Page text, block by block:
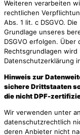
Weiteren verarbeiten
rechtlichen
Abs. 1 lit. c DSGVO.
Grundlage unseres
DSGVO erfolgen. Über
Rechtsgrundlagen
Datenschutzerklärung
Hinweis zur
sichere Drittstaaten
die nicht DPF-
Wir verwenden unter
datenschutzrechtlich
deren Anbieter nicht